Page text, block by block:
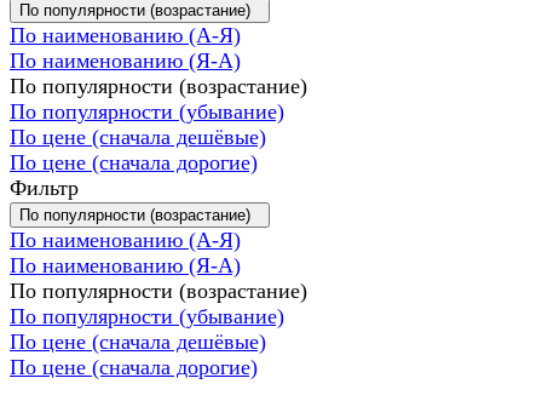
По популярности (возрастание)
По наименованию (А-Я)
По наименованию (Я-А)
По популярности (возрастание)
По популярности (убывание)
По цене (сначала дешёвые)
По цене (сначала дорогие)
Фильтр
По популярности (возрастание)
По наименованию (А-Я)
По наименованию (Я-А)
По популярности (возрастание)
По популярности (убывание)
По цене (сначала дешёвые)
По цене (сначала дорогие)